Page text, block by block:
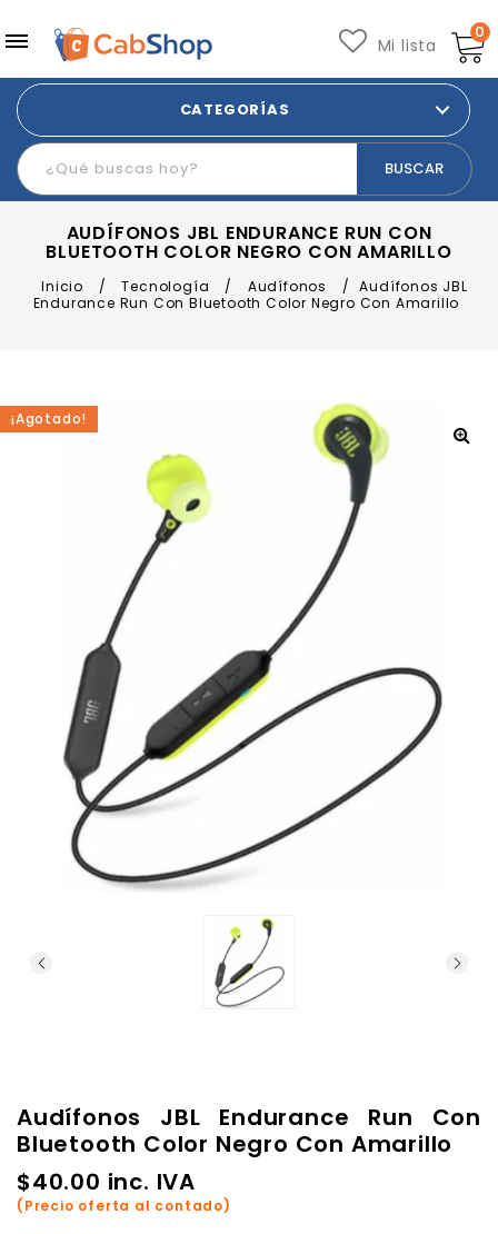
0
Mi lista
CATEGORÍAS
AUDÍFONOS JBL ENDURANCE RUN CON
BLUETOOTH COLOR NEGRO CON AMARILLO
Inicio / Tecnología / Audífonos /
Audífonos JBL
Endurance Run Con Bluetooth Color Negro Con Amarillo
¡Agotado!
Audífonos JBL Endurance Run Con
Bluetooth Color Negro Con Amarillo
$40.00 inc. IVA
(Precio oferta al contado)